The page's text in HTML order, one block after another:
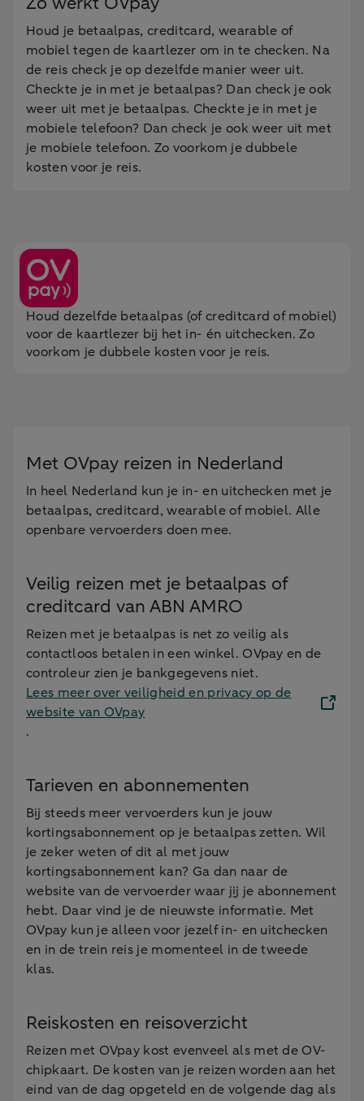
Houd je betaalpas, creditcard, wearable of
mobiel tegen de kaartlezer om in te checken. Na
de reis check je op dezelfde manier weer uit.
Checkte je in met je betaalpas? Dan check je ook
weer uit met je betaalpas. Checkte je in met je
mobiele telefoon? Dan check je ook weer uit met
je mobiele telefoon. Zo voorkom je dubbele
kosten voor je reis.
Houd dezelfde betaalpas (of creditcard of mobiel)
voor de kaartlezer bij het in- én uitchecken. Zo
voorkom je dubbele kosten voor je reis.
Met OVpay reizen in Nederland
In heel Nederland kun je in- en uitchecken met je
betaalpas, creditcard, wearable of mobiel. Alle
openbare vervoerders doen mee.
Veilig reizen met je betaalpas of
creditcard van ABN AMRO
Reizen met je betaalpas is net zo veilig als
contactloos betalen in een winkel. OVpay en de
controleur zien je bankgegevens niet.
Lees meer over veiligheid en privacy op de
website van OVpay
.
Tarieven en abonnementen
Bij steeds meer vervoerders kun je jouw
kortingsabonnement op je betaalpas zetten. Wil
je zeker weten of dit al met jouw
kortingsabonnement kan? Ga dan naar de
website van de vervoerder waar jij je abonnement
hebt. Daar vind je de nieuwste informatie. Met
OVpay kun je alleen voor jezelf in- en uitchecken
en in de trein reis je momenteel in de tweede
klas.
Reiskosten en reisoverzicht
Reizen met OVpay kost evenveel als met de OV-
chipkaart. De kosten van je reizen worden aan het
eind van de dag opgeteld en de volgende dag als